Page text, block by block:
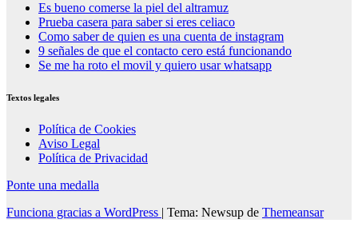
Es bueno comerse la piel del altramuz
Prueba casera para saber si eres celiaco
Como saber de quien es una cuenta de instagram
9 señales de que el contacto cero está funcionando
Se me ha roto el movil y quiero usar whatsapp
Textos legales
Política de Cookies
Aviso Legal
Política de Privacidad
Ponte una medalla
Funciona gracias a WordPress | Tema: Newsup de Themeansar